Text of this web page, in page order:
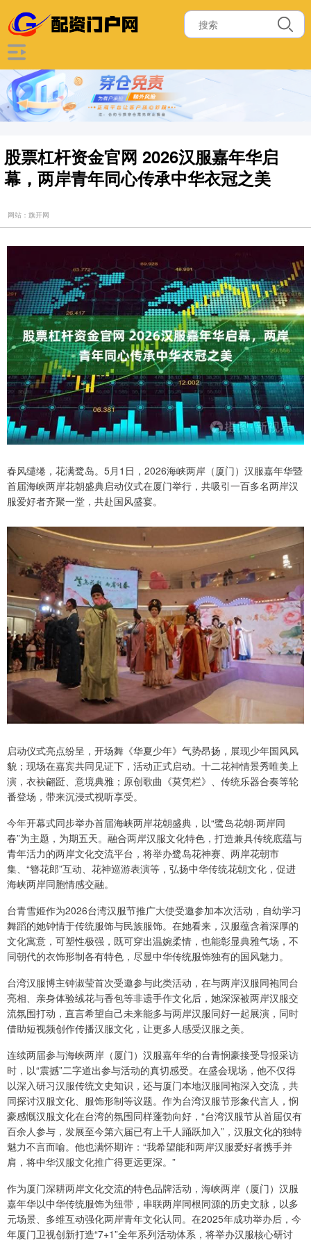
股票杠杆资金官网 2026汉服嘉年华启
幕，两岸青年同心传承中华衣冠之美
网站：旗开网
春风缱绻，花满鹭岛。5月1日，2026海峡两岸（厦门）汉服嘉年华暨
首届海峡两岸花朝盛典启动仪式在厦门举行，共吸引一百多名两岸汉
服爱好者齐聚一堂，共赴国风盛宴。
启动仪式亮点纷呈，开场舞《华夏少年》气势昂扬，展现少年国风风
貌；现场在嘉宾共同见证下，活动正式启动。十二花神情景秀唯美上
演，衣袂翩跹、意境典雅；原创歌曲《莫凭栏》、传统乐器合奏等轮
番登场，带来沉浸式视听享受。
今年开幕式同步举办首届海峡两岸花朝盛典，以“鹭岛花朝·两岸同
春”为主题，为期五天。融合两岸汉服文化特色，打造兼具传统底蕴与
青年活力的两岸文化交流平台，将举办鹭岛花神赛、两岸花朝市
集、“簪花郎”互动、花神巡游表演等，弘扬中华传统花朝文化，促进
海峡两岸同胞情感交融。
台青雪姬作为2026台湾汉服节推广大使受邀参加本次活动，自幼学习
舞蹈的她钟情于传统服饰与民族服饰。在她看来，汉服蕴含着深厚的
文化寓意，可塑性极强，既可穿出温婉柔情，也能彰显典雅气场，不
同朝代的衣饰形制各有特色，尽显中华传统服饰独有的国风魅力。
台湾汉服博主钟淑莹首次受邀参与此类活动，在与两岸汉服同袍同台
亮相、亲身体验绒花与香包等非遗手作文化后，她深深被两岸汉服交
流氛围打动，直言希望自己未来能多与两岸汉服同好一起展演，同时
借助短视频创作传播汉服文化，让更多人感受汉服之美。
连续两届参与海峡两岸（厦门）汉服嘉年华的台青悯豪接受导报采访
时，以“震撼”二字道出参与活动的真切感受。在盛会现场，他不仅得
以深入研习汉服传统文史知识，还与厦门本地汉服同袍深入交流，共
同探讨汉服文化、服饰形制等议题。作为台湾汉服节形象代言人，悯
豪感慨汉服文化在台湾的氛围同样蓬勃向好，“台湾汉服节从首届仅有
百余人参与，发展至今第六届已有上千人踊跃加入”，汉服文化的独特
魅力不言而喻。他也满怀期许：“我希望能和两岸汉服爱好者携手并
肩，将中华汉服文化推广得更远更深。”
作为厦门深耕两岸文化交流的特色品牌活动，海峡两岸（厦门）汉服
嘉年华以中华传统服饰为纽带，串联两岸同根同源的历史文脉，以多
元场景、多维互动强化两岸青年文化认同。在2025年成功举办后，今
年厦门卫视创新打造“7+1”全年系列活动体系，将举办汉服核心研讨